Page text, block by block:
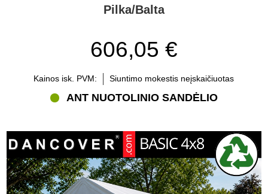
Pilka/Balta
606,05 €
Kainos isk. PVM: Siuntimo mokestis neįskaičiuotas
ANT NUOTOLINIO SANDĖLIO